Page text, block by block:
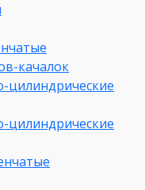
качалок
цилиндрические
цилиндрические